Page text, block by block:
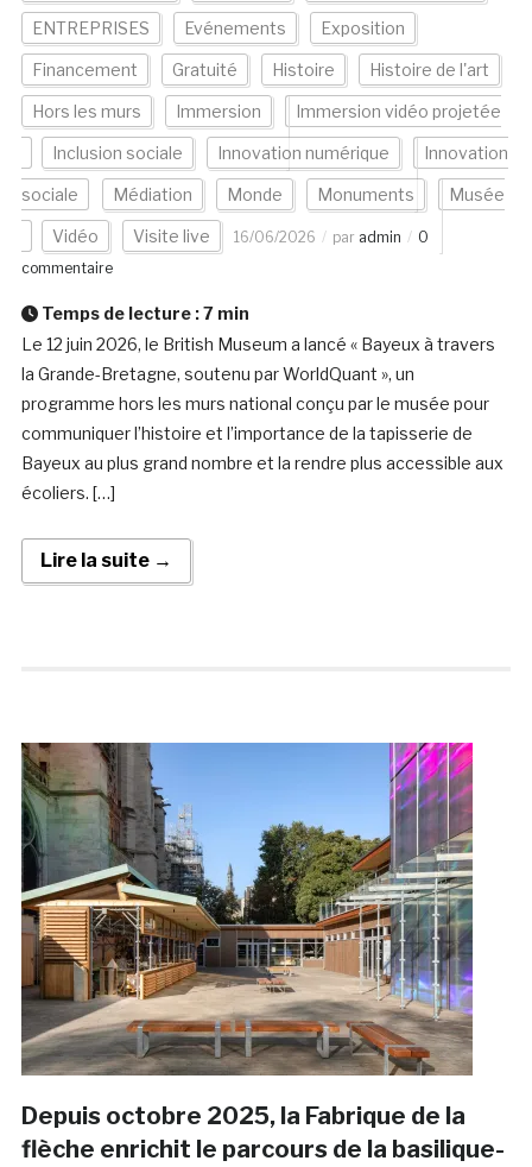
ENTREPRISES Evénements Exposition
Financement Gratuité Histoire Histoire de l'art
Hors les murs Immersion Immersion vidéo projetée
Inclusion sociale Innovation numérique Innovation
sociale Médiation Monde Monuments Musée
Vidéo Visite live 16/06/2026 par admin
0
commentaire
Temps de lecture :7 min
Le 12 juin 2026, le British Museum a lancé « Bayeux à travers
la Grande-Bretagne, soutenu par WorldQuant », un
programme hors les murs national conçu par le musée pour
communiquer l’histoire et l’importance de la tapisserie de
Bayeux au plus grand nombre et la rendre plus accessible aux
écoliers. […]
Lire la suite →
Depuis octobre 2025, la Fabrique de la
flèche enrichit le parcours de la basilique-